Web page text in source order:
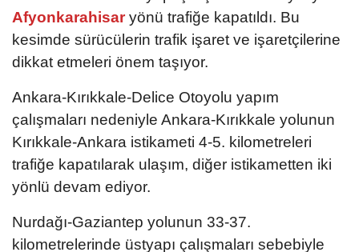
Afyonkarahisaryönü trafiğe kapatıldı. Bu
kesimde sürücülerin trafik işaret ve işaretçilerine
dikkat etmeleri önem taşıyor.
Ankara-Kırıkkale-Delice Otoyolu yapım
çalışmaları nedeniyle Ankara-Kırıkkale yolunun
Kırıkkale-Ankara istikameti 4-5. kilometreleri
trafiğe kapatılarak ulaşım, diğer istikametten iki
yönlü devam ediyor.
Nurdağı-Gaziantep yolunun 33-37.
kilometrelerinde üstyapı çalışmaları sebebiyle